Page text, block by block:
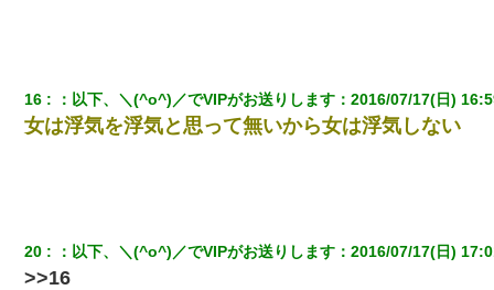
16 ： 以下、＼(^o^)／でVIPがお送りします ：2016/07/17(日)
女は浮気を浮気と思って無いから女は浮気しない
20 ： 以下、＼(^o^)／でVIPがお送りします ：2016/07/17(日)
>>16